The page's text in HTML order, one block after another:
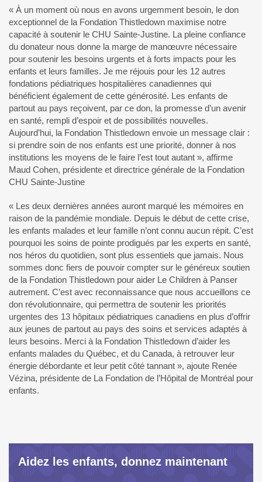
« À un moment où nous en avons urgemment besoin, le don
exceptionnel de la Fondation Thistledown maximise notre
capacité à soutenir le CHU Sainte-Justine. La pleine confiance
du donateur nous donne la marge de manœuvre nécessaire
pour soutenir les besoins urgents et à forts impacts pour les
enfants et leurs familles. Je me réjouis pour les 12 autres
fondations pédiatriques hospitalières canadiennes qui
bénéficient également de cette générosité. Les enfants de
partout au pays reçoivent, par ce don, la promesse d’un avenir
en santé, rempli d’espoir et de possibilités nouvelles.
Aujourd’hui, la Fondation Thistledown envoie un message clair :
si prendre soin de nos enfants est une priorité, donner à nos
institutions les moyens de le faire l’est tout autant », affirme
Maud Cohen, présidente et directrice générale de la Fondation
CHU Sainte-Justine
« Les deux dernières années auront marqué les mémoires en
raison de la pandémie mondiale. Depuis le début de cette crise,
les enfants malades et leur famille n’ont connu aucun répit. C’est
pourquoi les soins de pointe prodigués par les experts en santé,
nos héros du quotidien, sont plus essentiels que jamais. Nous
sommes donc fiers de pouvoir compter sur le généreux soutien
de la Fondation Thistledown pour aider Le Children à Panser
autrement. C’est avec reconnaissance que nous accueillons ce
don révolutionnaire, qui permettra de soutenir les priorités
urgentes des 13 hôpitaux pédiatriques canadiens en plus d’offrir
aux jeunes de partout au pays des soins et services adaptés à
leurs besoins. Merci à la Fondation Thistledown d’aider les
enfants malades du Québec, et du Canada, à retrouver leur
énergie débordante et leur petit côté tannant », ajoute Renée
Vézina, présidente de La Fondation de l’Hôpital de Montréal pour
enfants.
Aidez les enfants, donnez maintenant